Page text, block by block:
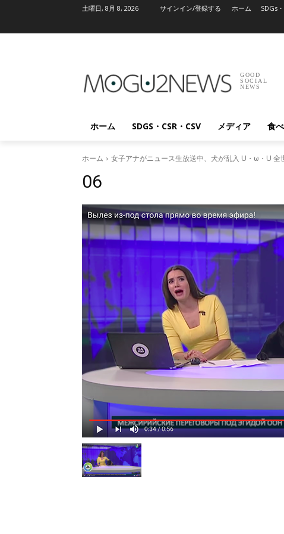
土曜日, 8月 8, 2026 サインイン/登録する ホーム SDGs
GOOD
SOCIAL
NEWS
ホーム SDGS・CSR・CSV メディア 食
ホーム 女子アナがニュース生放送中、犬が乱入 U・ω・U 全
06